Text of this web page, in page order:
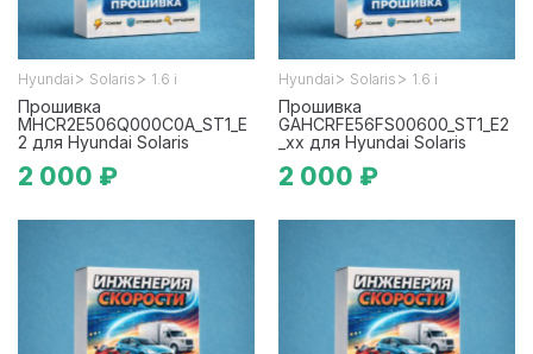
Hyundai > Solaris > 1.6 i
Прошивка
MHCR2E506Q000C0A_ST1_E
2 для Hyundai Solaris
2 000 ₽
Hyundai > Solaris > 1.6 i
Прошивка
GAHCRFE56FS00600_ST1_E2
_xx для Hyundai Solaris
2 000 ₽